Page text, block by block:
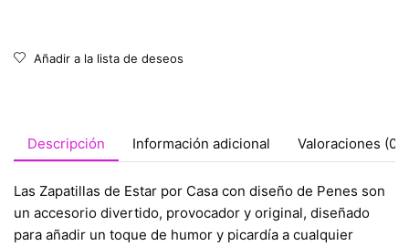
Añadir a la lista de deseos
Descripción Información adicional Valoraciones (0)
Las Zapatillas de Estar por Casa con diseño de Penes son
un accesorio divertido, provocador y original, diseñado
para añadir un toque de humor y picardía a cualquier